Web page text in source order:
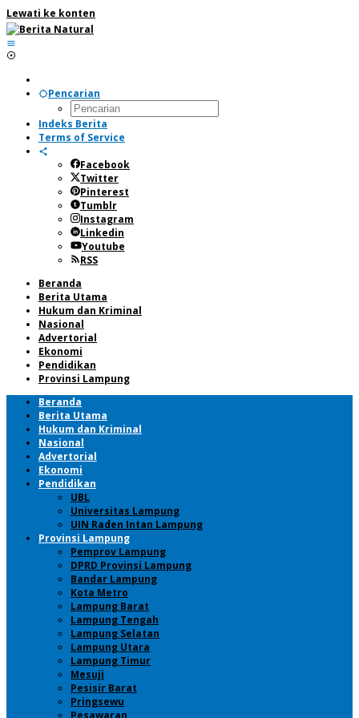
Lewati ke konten
Pencarian
Indeks Berita
Terms of Service
Facebook
Twitter
Pinterest
Tumblr
Instagram
Linkedin
Youtube
RSS
Beranda
Berita Utama
Hukum dan Kriminal
Nasional
Advertorial
Ekonomi
Pendidikan
Provinsi Lampung
Beranda
Berita Utama
Hukum dan Kriminal
Nasional
Advertorial
Ekonomi
Pendidikan
UBL
Universitas Lampung
UIN Raden Intan Lampung
Provinsi Lampung
Pemprov Lampung
DPRD Provinsi Lampung
Bandar Lampung
Kota Metro
Lampung Barat
Lampung Tengah
Lampung Selatan
Lampung Utara
Lampung Timur
Mesuji
Pesisir Barat
Pringsewu
Pesawaran